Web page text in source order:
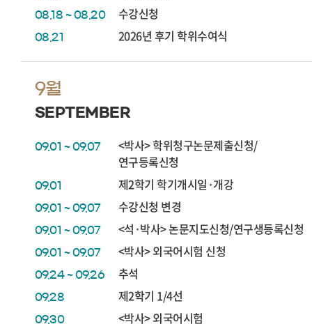
08.18 ~ 08.20 수강신청
08.21 2026년 후기 학위수여식
9월
SEPTEMBER
09.01 ~ 09.07
<박사> 학위청구논문제출신청/
연구등록신청
09.01 제2학기 학기개시일·개강
09.01 ~ 09.07 수강신청 변경
09.01 ~ 09.07 <석·박사> 논문지도신청/연구생등록신청
09.01 ~ 09.07 <박사> 외국어시험 신청
09.24 ~ 09.26 추석
09.28 제2학기 1/4선
09.30 <박사> 외국어시험